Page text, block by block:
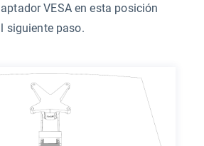
VESA en esta posición
siguiente paso.